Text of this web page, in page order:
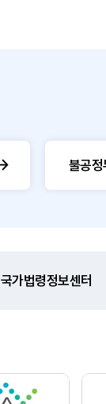
불공정
국가법령정보센터